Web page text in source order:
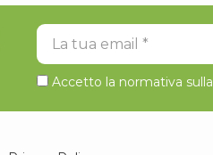
La tua email
Accetto la normativa sulla